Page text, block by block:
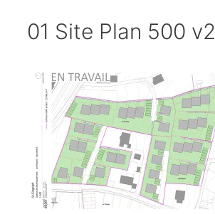
01 Site Plan 500 v2